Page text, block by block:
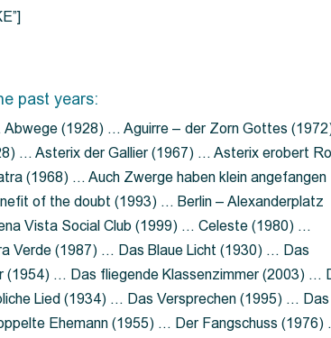
past years:
(1928) … Aguirre – der Zorn Gottes
… Asterix der Gallier (1967) … Asterix erobert
(1968) … Auch Zwerge haben klein angefangen
of the doubt (1993) … Berlin – Alexanderplatz
Vista Social Club (1999) … Celeste (1980) …
Verde (1987) … Das Blaue Licht (1930) … Das
(1954) … Das fliegende Klassenzimmer (2003) …
Lied (1934) … Das Versprechen (1995) … Das
Ehemann (1955) … Der Fangschuss (1976)